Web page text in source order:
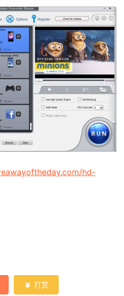
hd-
 打赏